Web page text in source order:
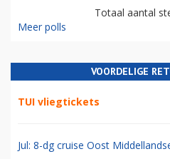
Totaal aantal
Meer polls
VOORDELIGE
TUI vliegtickets
Jul: 8-dg cruise Oost